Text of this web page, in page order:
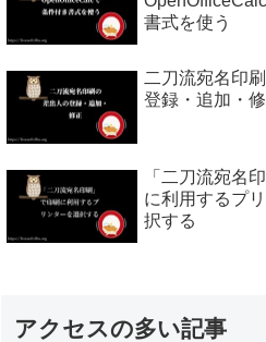
書式を使う
二刀流宛名印
登録・追加・
「二刀流宛名
に利用するプ
択する
アクセスの多い記事